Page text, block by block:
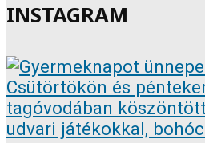
INSTAGRAM